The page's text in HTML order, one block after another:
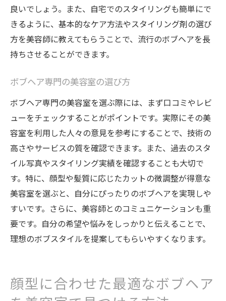
良いでしょう。また、自宅でのスタイリングも簡単にで
きるように、基本的なケア方法やスタイリング剤の選び
方を美容師に教えてもらうことで、流行のボブヘアを長
持ちさせることができます。
ボブヘア専門の美容室の選び方
ボブヘア専門の美容室を選ぶ際には、まず口コミやレビ
ューをチェックすることがポイントです。実際にその美
容室を利用した人々の意見を参考にすることで、技術の
高さやサービスの質を確認できます。また、過去のスタ
イル写真やスタイリング実績を確認することも大切で
す。特に、顔型や髪質に応じたカットの微調整が得意な
美容室を選ぶと、自分にぴったりのボブヘアを実現しや
すいです。さらに、美容師とのコミュニケーションも重
要です。自分の希望や悩みをしっかりと伝えることで、
理想のボブスタイルを提案してもらいやすくなります。
顔型に合わせた最適なボブヘア